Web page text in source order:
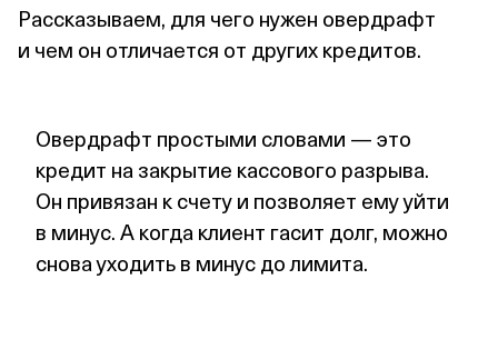
Рассказываем, для чего нужен овердрафт
и чем он отличается от других кредитов.
Овердрафт простыми словами — это
кредит на закрытие кассового разрыва.
Он привязан к счету и позволяет ему уйти
в минус. А когда клиент гасит долг, можно
снова уходить в минус до лимита.